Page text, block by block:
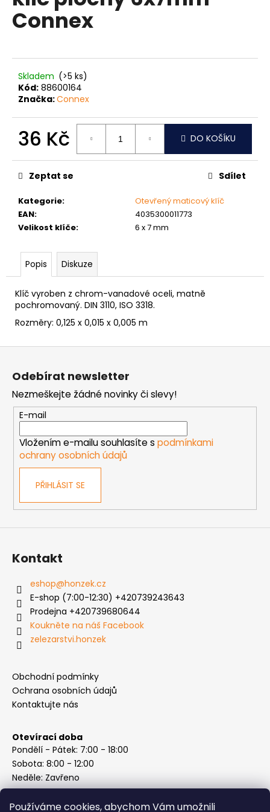
Používáme cookies, abychom Vám umožnili
0,0
z
Connex
Skladem (>5 ks)
Kód: 88600164
Značka:Connex
36 Kč
cena:
DO KOŠÍKU
Kategorie:
Otevřený maticový klíč
EAN:
4035300011773
Velikost klíče: 6 x 7 mm
Zeptat se Sdílet
Popis Diskuze
Klíč vyroben z chrom-vanadové oceli, matně
pochromovaný. DIN 3110, ISO 3318.
Rozměry: 0,125 x 0,015 x 0,005 m
a
j
t
?
HLEDAT
o
p
o
č
j
e
m
NÝT
TRHACÍ
PRŮMĚR
NÝTU
6MM
AL/ST
1,50
Kč
Z
Odebírat newsletter
Nezmeškejte žádné novinky či slevy!
E-mail
Vložením e-mailu souhlasíte s podmínkami
ochrany osobních údajů
PŘIHLÁSIT SE
Kontakt
eshop@honzek.cz
E-shop (7:00-12:30) +420739243643
Prodejna +420739680644
Koukněte na náš Facebook
zelezarstvi.honzek
Obchodní podmínky
Ochrana osobních údajů
Kontaktujte nás
Otevírací doba
Pondělí - Pátek: 7:00 - 18:00
Sobota: 8:00 - 12:00
Neděle: Zavřeno